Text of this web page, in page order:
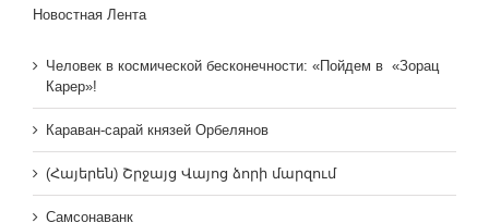
Новостная Лента
Человек в космической бесконечности: «Пойдем в «Зорац
Карер»!
Караван-сарай князей Орбелянов
(Հայերեն) Շրջայց Վայոց ձորի մարզում
Самсонаванк